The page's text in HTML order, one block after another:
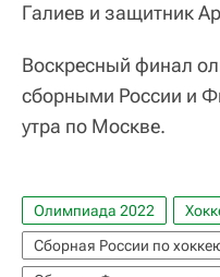
Галиев и защитник
Воскресный финал
сборными России и
утра по Москве.
Олимпиада 2022
Сборная России по